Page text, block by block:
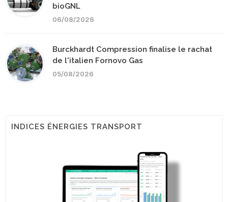
bioGNL
06/08/2026
Burckhardt Compression finalise le rachat
de l'italien Fornovo Gas
05/08/2026
INDICES ÉNERGIES TRANSPORT